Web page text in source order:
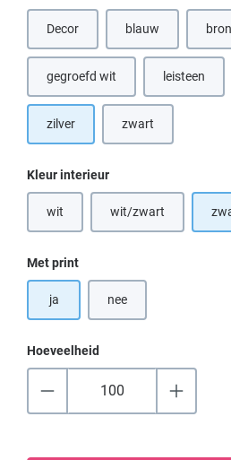
Decor blauw(Deze optie is
gegroefd wit leisteen
zilver zwart
Selecteer
Kleur interieur
wit(Deze optie is momenteel niet
wit/zwart(Deze optie is
Selecteer
Met print
ja nee
Hoeveelheid